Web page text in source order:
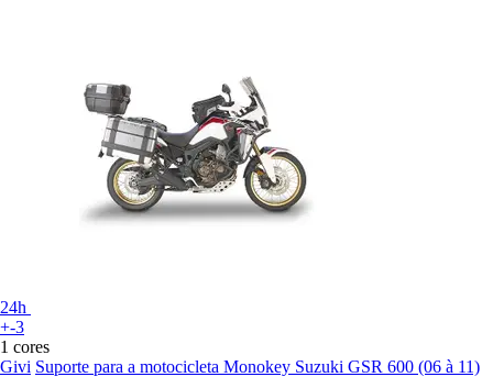
24h
+-3
1 cores
Givi Suporte para a motocicleta Monokey Suzuki GSR 600 (06 à 11)